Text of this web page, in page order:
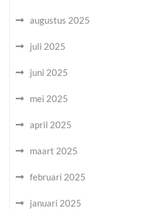
augustus 2025
juli 2025
juni 2025
mei 2025
april 2025
maart 2025
februari 2025
januari 2025